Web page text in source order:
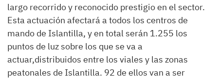
largo recorrido y reconocido prestigio en el sector.
Esta actuación afectará a todos los centros de
mando de Islantilla, y en total serán 1.255 los
puntos de luz sobre los que se va a
actuar,distribuidos entre los viales y las zonas
peatonales de Islantilla. 92 de ellos van a ser